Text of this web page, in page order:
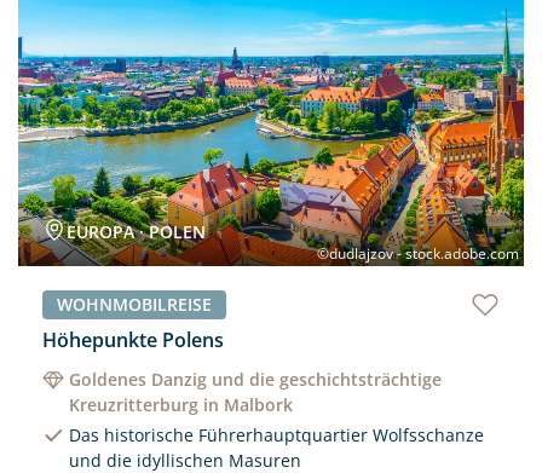
©dudlajzov - stock.adobe.com
EUROPA · POLEN
WOHNMOBILREISE
Höhepunkte Polens
Goldenes Danzig und die geschichtsträchtige
Kreuzritterburg in Malbork
Das historische Führerhauptquartier Wolfsschanze
und die idyllischen Masuren